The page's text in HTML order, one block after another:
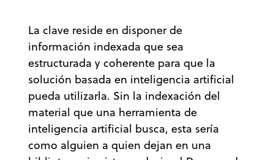
La clave reside en disponer de
información indexada que sea
estructurada y coherente para que la
solución basada en inteligencia artificial
pueda utilizarla. Sin la indexación del
material que una herramienta de
inteligencia artificial busca, esta sería
como alguien a quien dejan en una